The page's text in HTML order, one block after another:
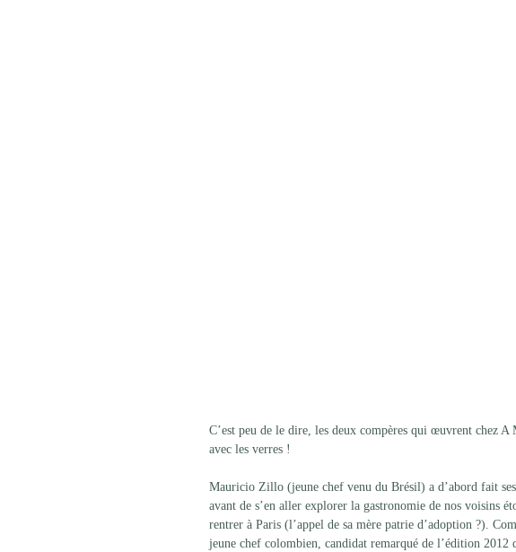
C’est peu de le dire, les deux compères qui œuvrent chez
avec les verres !
Mauricio Zillo (jeune chef venu du Brésil) a d’abord fait
avant de s’en aller explorer la gastronomie de nos voisins
rentrer à Paris (l’appel de sa mère patrie d’adoption ?).
jeune chef colombien, candidat remarqué de l’édition